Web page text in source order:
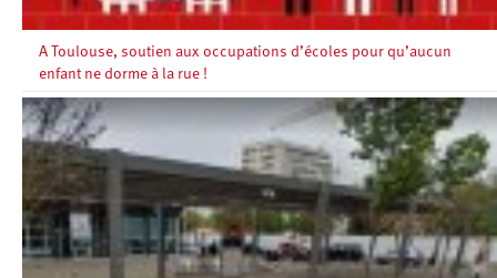
A Toulouse, soutien aux occupations d’écoles pour qu’aucun
enfant ne dorme à la rue !